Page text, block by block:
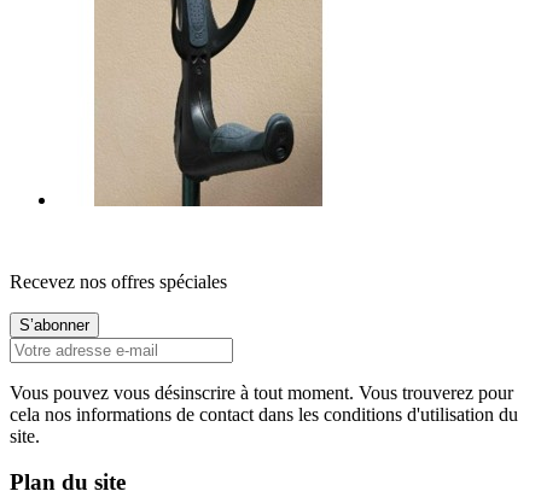
Recevez nos offres spéciales
Vous pouvez vous désinscrire à tout moment. Vous trouverez pour
cela nos informations de contact dans les conditions d'utilisation du
site.
Plan du site